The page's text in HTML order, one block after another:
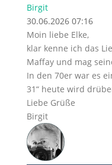
Birgit
30.06.2026 07:16
Moin liebe Elke,
klar kenne ich das
Maffay und mag
In den 70er war es
31“ heute wird
Liebe Grüße
Birgit